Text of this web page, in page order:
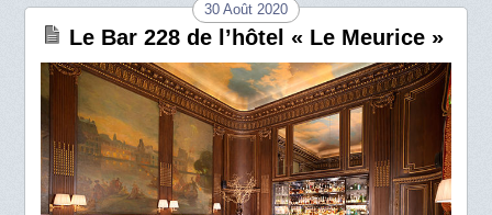
30 Août 2020
Le Bar 228 de l’hôtel « Le Meurice »